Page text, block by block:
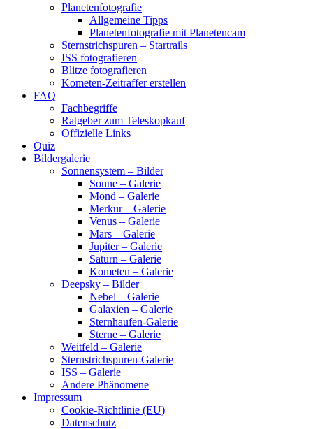
Planetenfotografie
Allgemeine Tipps
Planetenfotografie mit Planetencam
Sternstrichspuren – Startrails
ISS fotografieren
Blitze fotografieren
Kometen-Zeitraffer erstellen
FAQ
Fachbegriffe
Ratgeber zum Teleskopkauf
Offizielle Links
Quiz
Bildergalerie
Sonnensystem – Bilder
Sonne – Galerie
Mond – Galerie
Merkur – Galerie
Venus – Galerie
Mars – Galerie
Jupiter – Galerie
Saturn – Galerie
Kometen – Galerie
Deepsky – Bilder
Nebel – Galerie
Galaxien – Galerie
Sternhaufen-Galerie
Sterne – Galerie
Weitfeld – Galerie
Sternstrichspuren-Galerie
ISS – Galerie
Andere Phänomene
Impressum
Cookie-Richtlinie (EU)
Datenschutz